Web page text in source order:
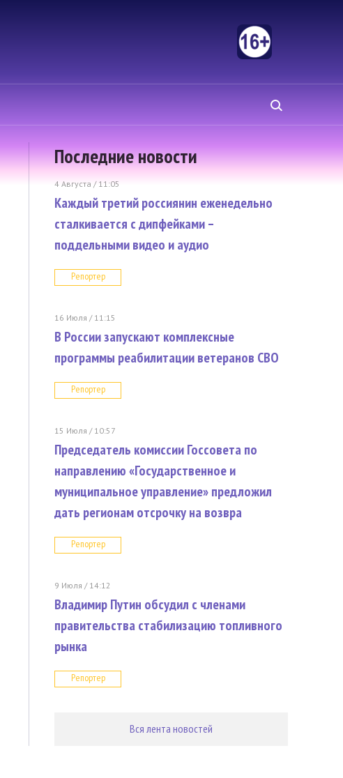
Последние новости
4 Августа / 11:05
Каждый третий россиянин еженедельно
сталкивается с дипфейками –
поддельными видео и аудио
Репортер
16 Июля / 11:15
В России запускают комплексные
программы реабилитации ветеранов СВО
Репортер
15 Июля / 10:57
Председатель комиссии Госсовета по
направлению «Государственное и
муниципальное управление» предложил
дать регионам отсрочку на возвра
Репортер
9 Июля / 14:12
Владимир Путин обсудил с членами
правительства стабилизацию топливного
рынка
Репортер
Вся лента новостей